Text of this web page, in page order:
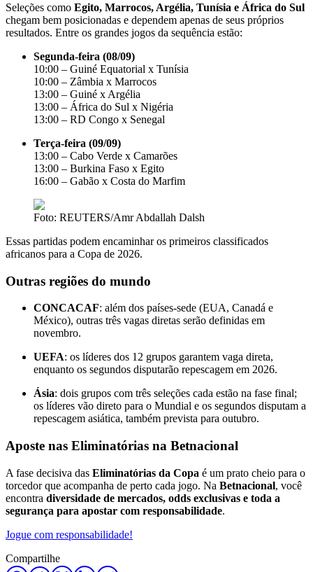
Seleções como Egito, Marrocos, Argélia, Tunísia e África do Sul
chegam bem posicionadas e dependem apenas de seus próprios
resultados. Entre os grandes jogos da sequência estão:
Segunda-feira (08/09)
10:00 – Guiné Equatorial x Tunísia
10:00 – Zâmbia x Marrocos
13:00 – Guiné x Argélia
13:00 – África do Sul x Nigéria
13:00 – RD Congo x Senegal
Terça-feira (09/09)
13:00 – Cabo Verde x Camarões
13:00 – Burkina Faso x Egito
16:00 – Gabão x Costa do Marfim
Foto: REUTERS/Amr Abdallah Dalsh
Essas partidas podem encaminhar os primeiros classificados
africanos para a Copa de 2026.
Outras regiões do mundo
CONCACAF: além dos países-sede (EUA, Canadá e
México), outras três vagas diretas serão definidas em
novembro.
UEFA: os líderes dos 12 grupos garantem vaga direta,
enquanto os segundos disputarão repescagem em 2026.
Ásia: dois grupos com três seleções cada estão na fase final;
os líderes vão direto para o Mundial e os segundos disputam a
repescagem asiática, também prevista para outubro.
Aposte nas Eliminatórias na Betnacional
A fase decisiva das Eliminatórias da Copa é um prato cheio para o
torcedor que acompanha de perto cada jogo. Na Betnacional, você
encontra diversidade de mercados, odds exclusivas e toda a
segurança para apostar com responsabilidade.
Jogue com responsabilidade!
Compartilhe